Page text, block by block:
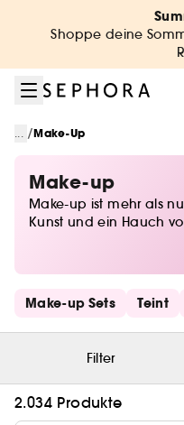
Shoppe deine
... /Make-Up
Make-up
Make-up ist mehr als
Kunst und ein Hauch
setzen. Von
ausdrucksstarkes
Lidschatten in allen
neuesten Trends und
haves für jeden Anlass!
Schnelllinks
Make-up Sets Teint
Filter
2.034 Produkte